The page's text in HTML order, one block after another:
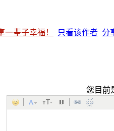
一辈子幸福！
只看该作者 分
您目前